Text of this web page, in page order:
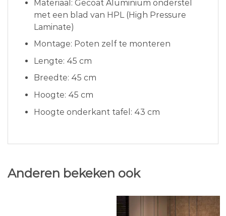
Materiaal: Gecoat Aluminium onderstel
met een blad van HPL (High Pressure
Laminate)
Montage: Poten zelf te monteren
Lengte: 45 cm
Breedte: 45 cm
Hoogte: 45 cm
Hoogte onderkant tafel: 43 cm
Anderen bekeken ook